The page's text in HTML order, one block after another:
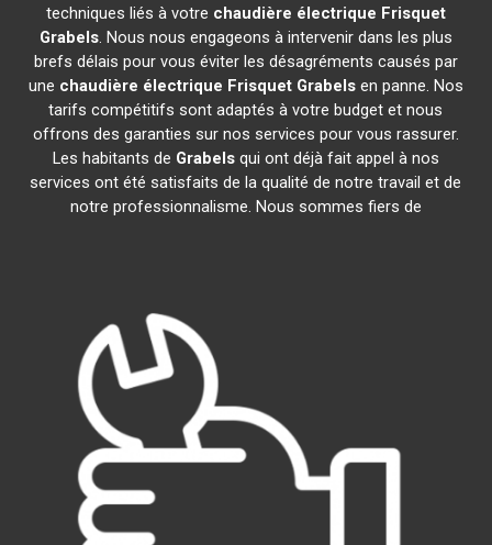
techniques liés à votre chaudière électrique Frisquet
Grabels. Nous nous engageons à intervenir dans les plus
brefs délais pour vous éviter les désagréments causés par
une chaudière électrique Frisquet Grabelsen panne. Nos
tarifs compétitifs sont adaptés à votre budget et nous
offrons des garanties sur nos services pour vous rassurer.
Les habitants de Grabelsqui ont déjà fait appel à nos
services ont été satisfaits de la qualité de notre travail et de
notre professionnalisme. Nous sommes fiers de